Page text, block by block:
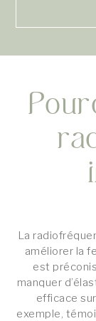
La
améliorer la
est
manquer
efficace
exemple,